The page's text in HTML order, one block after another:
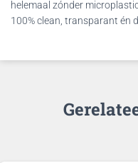
helemaal zónder
100% clean, transparant én